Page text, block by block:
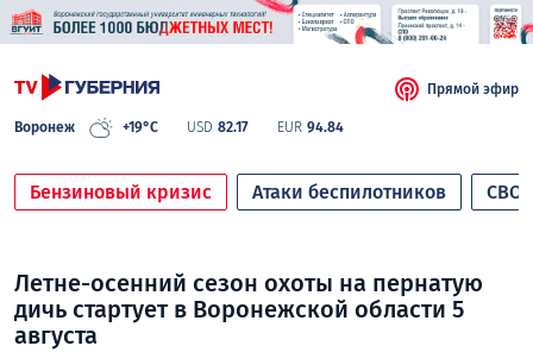
Воронеж +19°C USD 82.17 EUR 94.84
Прямой эфир
Бензиновый кризис Атаки беспилотников СВО
Летне-осенний сезон охоты на пернатую
дичь стартует в Воронежской области 5
августа